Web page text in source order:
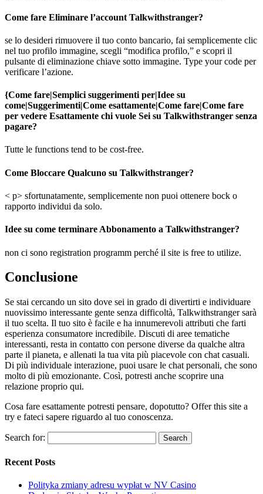
Come fare Eliminare l’account Talkwithstranger?
se lo desideri rimuovere il tuo conto bancario, fai semplicemente clic
nel tuo profilo immagine, scegli “modifica profilo,” e scopri il
pulsante di eliminazione chiave sotto immagine. Type your code per
verificare l’azione.
{Come fare|Semplici suggerimenti per|Idee su
come|Suggerimenti|Come esattamente|Come fare|Come fare
per vedere Esattamente chi vuole Sei su Talkwithstranger senza
pagare?
Tutte le functions tend to be cost-free.
Come Bloccare Qualcuno su Talkwithstranger?
< p> sfortunatamente, semplicemente non puoi ottenere bock o
rapporto individui da solo.
Idee su come terminare Abbonamento a Talkwithstranger?
non ci sono registration programm perché il site is free to utilize.
Conclusione
Se stai cercando un sito dove sei in grado di divertirti e individuare
nuovissimo interessante gente senza difficoltà, Talkwithstranger sarà
il tuo scelta. Il tuo sito è facile e ha innumerevoli attributi che farti
esperienza consumatore incredibile. Discuti di aree tematiche
interessanti, resta in contatto con persone diverse da qualche altra
parte il pianeta, e allenati la tua vita più piacevole con chat casuali.
Di più individuale interazione, puoi usare le chat personali, che sono
molto di più emozionante. Così, potresti anche scoprire una
relazione proprio qui.
Cosa fare esattamente potresti pensare, dopotutto? Offer this site a
try e fateci sapere riguardo al tuo conoscenza.
Search for:
Recent Posts
Polityka zmiany adresu wypłat w NV Casino